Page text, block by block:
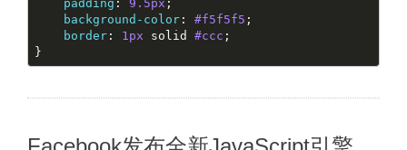
padding : 9.5px ;
background-color: #f5f5f5 ;
border: 1px solid #ccc ;
}